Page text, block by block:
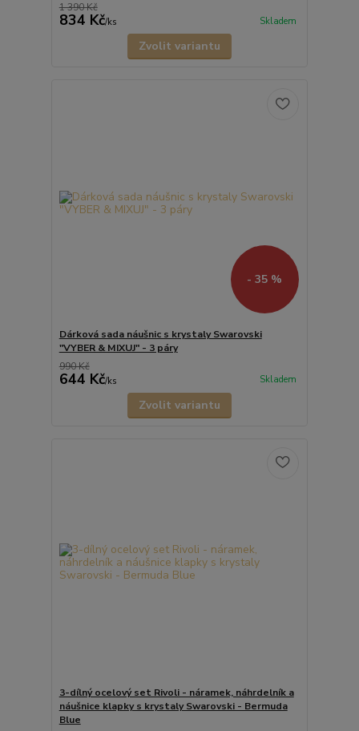
1 390 Kč
834 Kč/ks Skladem
Zvolit variantu
- 35 %
Dárková sada náušnic s krystaly Swarovski
"VYBER & MIXUJ" - 3 páry
990 Kč
644 Kč/ks Skladem
Zvolit variantu
3-dílný ocelový set Rivoli - náramek, náhrdelník a
náušnice klapky s krystaly Swarovski - Bermuda
Blue